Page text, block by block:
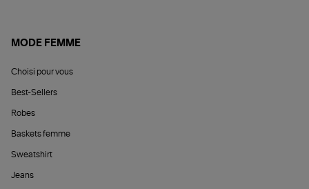
MODE FEMME
Choisi pour vous
Best-Sellers
Robes
Baskets femme
Sweatshirt
Jeans